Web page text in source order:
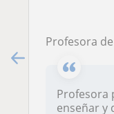
Profesora de Química
Profesora
enseñar y